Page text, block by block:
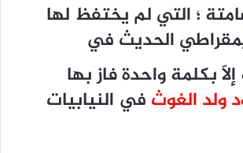
؛ التي لم يختفظ لها
الحديث في
بكلمة واحدة فاز بها
ولد الغوث في النيابيات